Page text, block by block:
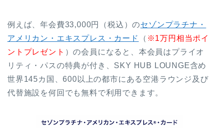
例えば、年会費33,000円（税込）のセゾンプラチナ・
アメリカン・エキスプレス・カード
（ ※1万円相当ポイ
ントプレゼント ）の会員になると、本会員はプライオ
リティ・パスの特典が付き、SKY HUB LOUNGE含め
世界145カ国、600以上の都市にある空港ラウンジ及び
代替施設を何回でも無料で利用できます。